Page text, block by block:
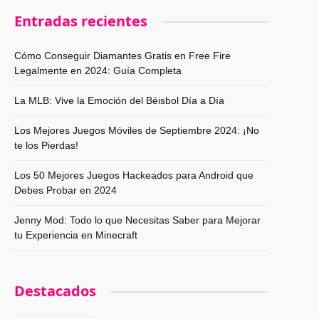
Entradas recientes
Cómo Conseguir Diamantes Gratis en Free Fire
Legalmente en 2024: Guía Completa
La MLB: Vive la Emoción del Béisbol Día a Día
Los Mejores Juegos Móviles de Septiembre 2024: ¡No
te los Pierdas!
Los 50 Mejores Juegos Hackeados para Android que
Debes Probar en 2024
Jenny Mod: Todo lo que Necesitas Saber para Mejorar
tu Experiencia en Minecraft
Destacados